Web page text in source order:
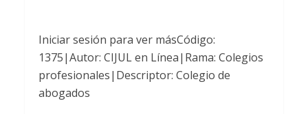
Iniciar sesión para ver másCódigo:
1375|Autor: CIJUL en Línea|Rama: Colegios
profesionales|Descriptor: Colegio de
abogados